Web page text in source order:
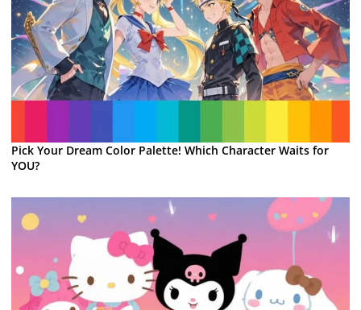
Pick Your Dream Color Palette! Which Character Waits for
YOU?